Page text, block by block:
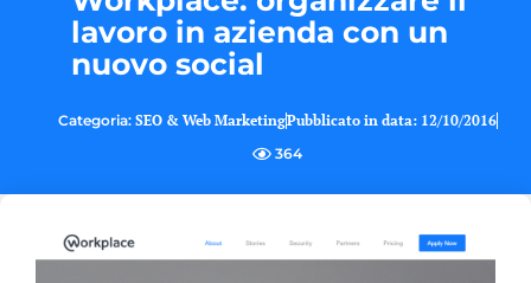
lavoro in azienda con un
nuovo social
Categoria: SEO & Web MarketingPubblicato in data: 12/10/2016
364